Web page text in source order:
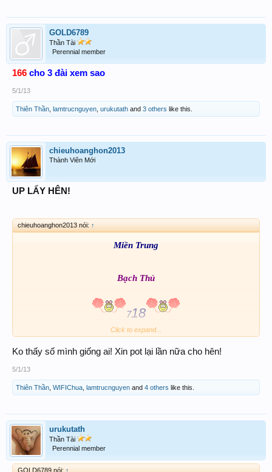
GOLD6789
Thần Tài
Perennial member
166 cho 3 đài xem sao
5/1/13
Thiên Thần lamtrucnguyen urukutath and 3 others like this.
chieuhoanghon2013
Thành Viên Mới
UP LẤY HÊN!
chieuhoanghon2013 nói: ↑
Miền Trung
Bạch Thủ
718
Click to expand...
Ko thấy số mình giống ai! Xin pot lại lần nữa cho hên!
5/1/13
Thiên Thần WIFIChua lamtrucnguyen and 4 others like this.
urukutath
Thần Tài
Perennial member
GOLD6789 nói: ↑